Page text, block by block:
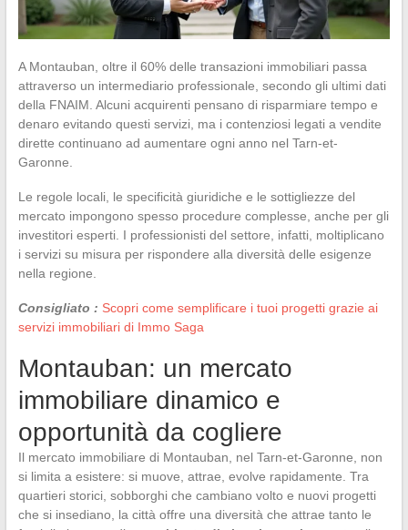
A Montauban, oltre il 60% delle transazioni immobiliari passa
attraverso un intermediario professionale, secondo gli ultimi dati
della FNAIM. Alcuni acquirenti pensano di risparmiare tempo e
denaro evitando questi servizi, ma i contenziosi legati a vendite
dirette continuano ad aumentare ogni anno nel Tarn-et-
Garonne.
Le regole locali, le specificità giuridiche e le sottigliezze del
mercato impongono spesso procedure complesse, anche per gli
investitori esperti. I professionisti del settore, infatti, moltiplicano
i servizi su misura per rispondere alla diversità delle esigenze
nella regione.
Consigliato : Scopri come semplificare i tuoi progetti grazie ai
servizi immobiliari di Immo Saga
Montauban: un mercato
immobiliare dinamico e
opportunità da cogliere
Il mercato immobiliare di Montauban, nel Tarn-et-Garonne, non
si limita a esistere: si muove, attrae, evolve rapidamente. Tra
quartieri storici, sobborghi che cambiano volto e nuovi progetti
che si insediano, la città offre una diversità che attrae tanto le